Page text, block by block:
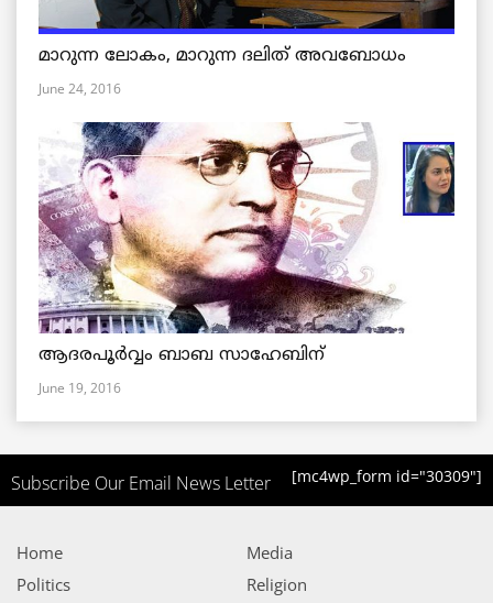
മാറുന്ന ലോകം, മാറുന്ന ദലിത് അവബോധം
June 24, 2016
ആദരപൂര്‍വ്വം ബാബ സാഹേബിന്
June 19, 2016
Subscribe Our Email News Letter [mc4wp_form id="30309"]
Home
Politics
Media
Religion